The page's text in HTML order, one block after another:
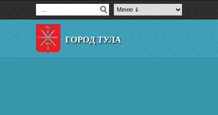
ГОРОД ТУЛА